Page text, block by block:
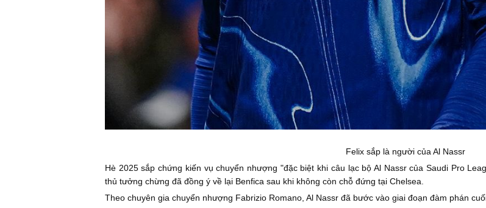
Felix sắp là người của Al Nassr
Hè 2025 sắp chứng kiến vụ chuyển nhượng "đặc biệt khi câu lạc bộ Al Nassr của Saudi Pro
thủ tưởng chừng đã đồng ý về lại Benfica sau khi không còn chỗ đứng tại Chelsea.
Theo chuyên gia chuyển nhượng Fabrizio Romano, Al Nassr đã bước vào giai đoạn đàm phán